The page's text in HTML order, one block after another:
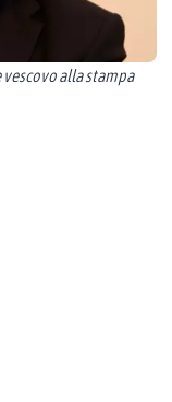
alla stampa